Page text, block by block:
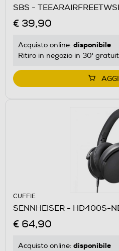
SBS -
€ 39,90
Acquisto online: disponibile
Ritiro in negozio in 30'
CUFFIE
SENNHEISER - HD400S-
€ 64,90
Acquisto online: disponibile